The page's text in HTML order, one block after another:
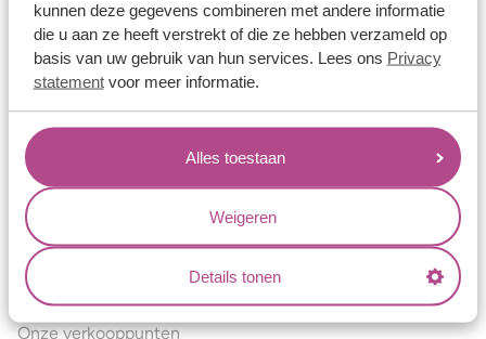
kunnen deze gegevens combineren met andere informatie
die u aan ze heeft verstrekt of die ze hebben verzameld op
basis van uw gebruik van hun services. Lees ons Privacy
statementvoor meer informatie.
Alles toestaan
Weigeren
Details tonen
Historie
Certificaten
Blogs
Jouw voordelen
Conflictvrije Materialen
Oneindig veel mogelijkheden
Kwaliteit
Juweliers & Contact
Onze verkooppunten